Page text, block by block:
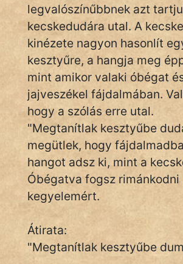
PSZICHO
ZENE
FILM
ÉLETMÓD
MAGYARSÁG
És
TÖRTÉNELEM
Népszerű szerzőink:
cinege
fantom
legvalószínűbbnek azt
kecskedudára utal. A
kinézete nagyon hasonlít
kesztyűre, a hangja meg
mint amikor valaki óbégat
jajveszékel fájdalmában.
hogy a szólás erre utal.
"Megtanítlak kesztyűbe
megütlek, hogy
hangot adsz ki, mint a
Óbégatva fogsz rimánkodni
kegyelemért.
Átirata:
"Megtanítlak kesztyűbe